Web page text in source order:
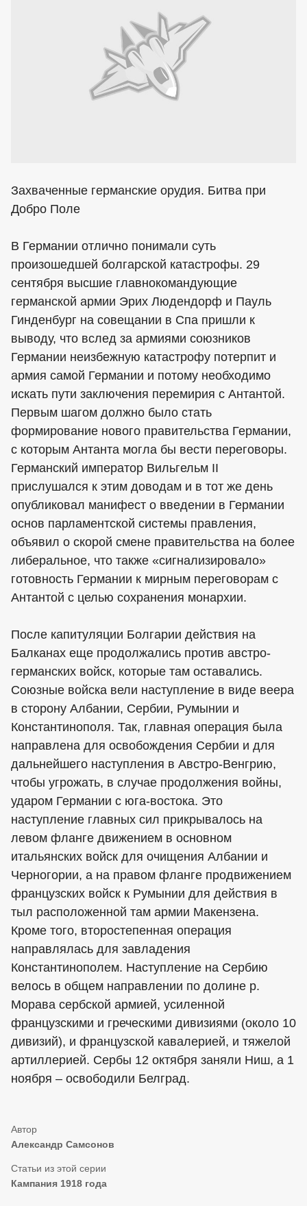
Захваченные германские орудия. Битва при
Добро Поле
В Германии отлично понимали суть
произошедшей болгарской катастрофы. 29
сентября высшие главнокомандующие
германской армии Эрих Людендорф и Пауль
Гинденбург на совещании в Спа пришли к
выводу, что вслед за армиями союзников
Германии неизбежную катастрофу потерпит и
армия самой Германии и потому необходимо
искать пути заключения перемирия с Антантой.
Первым шагом должно было стать
формирование нового правительства Германии,
с которым Антанта могла бы вести переговоры.
Германский император Вильгельм II
прислушался к этим доводам и в тот же день
опубликовал манифест о введении в Германии
основ парламентской системы правления,
объявил о скорой смене правительства на более
либеральное, что также «сигнализировало»
готовность Германии к мирным переговорам с
Антантой с целью сохранения монархии.
После капитуляции Болгарии действия на
Балканах еще продолжались против австро-
германских войск, которые там оставались.
Союзные войска вели наступление в виде веера
в сторону Албании, Сербии, Румынии и
Константинополя. Так, главная операция была
направлена для освобождения Сербии и для
дальнейшего наступления в Австро-Венгрию,
чтобы угрожать, в случае продолжения войны,
ударом Германии с юга-востока. Это
наступление главных сил прикрывалось на
левом фланге движением в основном
итальянских войск для очищения Албании и
Черногории, а на правом фланге продвижением
французских войск к Румынии для действия в
тыл расположенной там армии Макензена.
Кроме того, второстепенная операция
направлялась для завладения
Константинополем. Наступление на Сербию
велось в общем направлении по долине р.
Морава сербской армией, усиленной
французскими и греческими дивизиями (около 10
дивизий), и французской кавалерией, и тяжелой
артиллерией. Сербы 12 октября заняли Ниш, а 1
ноября – освободили Белград.
Александр Самсонов
Кампания 1918 года